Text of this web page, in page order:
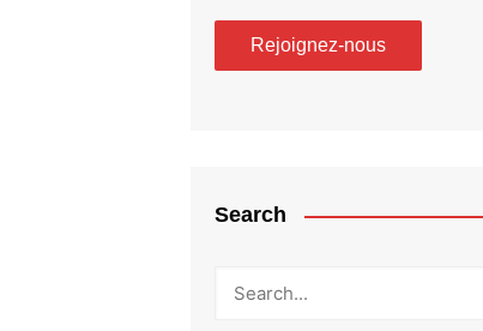
Search